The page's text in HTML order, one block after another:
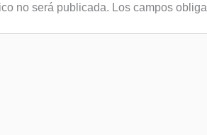
no será publicada. Los campos